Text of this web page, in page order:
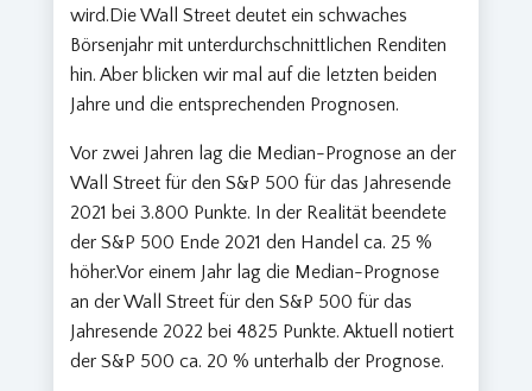
wird.Die Wall Street deutet ein schwaches
Börsenjahr mit unterdurchschnittlichen Renditen
hin. Aber blicken wir mal auf die letzten beiden
Jahre und die entsprechenden Prognosen.
Vor zwei Jahren lag die Median-Prognose an der
Wall Street für den S&P 500 für das Jahresende
2021 bei 3.800 Punkte. In der Realität beendete
der S&P 500 Ende 2021 den Handel ca. 25 %
höher.Vor einem Jahr lag die Median-Prognose
an der Wall Street für den S&P 500 für das
Jahresende 2022 bei 4825 Punkte. Aktuell notiert
der S&P 500 ca. 20 % unterhalb der Prognose.